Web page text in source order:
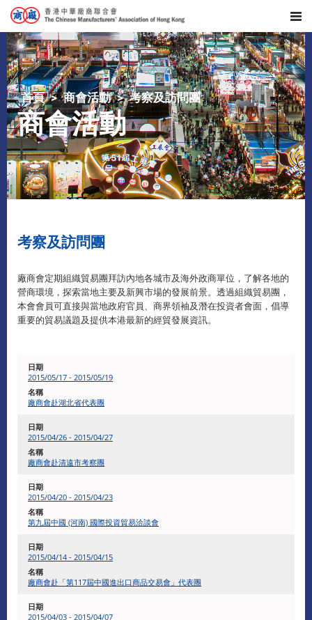
首頁 商會活動 考察及訪問團
商會活動
考察及訪問團
廠商會定期組織貿易團拜訪內地各城市及海外政商單位，了解各地的
營商環境，探索當地主要及新興市場的發展前景。透過組織貿易團，
本會會員可直接與當地政府官員、商界領袖及潛在投資者會面，倡導
重要的貿易議題及提供本港最新的經貿發展資訊。
2015/05/17 - 2015/05/19
廠商會赴湖北省代表團
2015/04/26 - 2015/04/27
廠商會赴清遠市考察團
2015/04/20 - 2015/04/23
第九屆中國 (河南) 國際投資貿易洽談會
2015/04/14 - 2015/04/15
廠商會赴「第117屆中國進出口商品交易會」代表團
2015/04/03 - 2015/04/07